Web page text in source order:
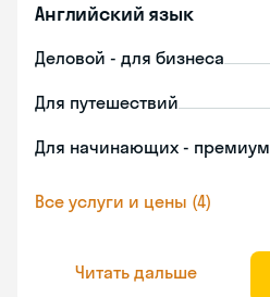
Английский язык
Деловой - для бизнеса
Для путешествий
Для начинающих - премиум
Все услуги и цены (4)
Читать дальше